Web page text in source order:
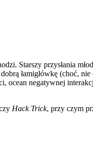
Starszy przysłania
łamigłówkę (choć,
negatywnej
Hack Trick, przy czym